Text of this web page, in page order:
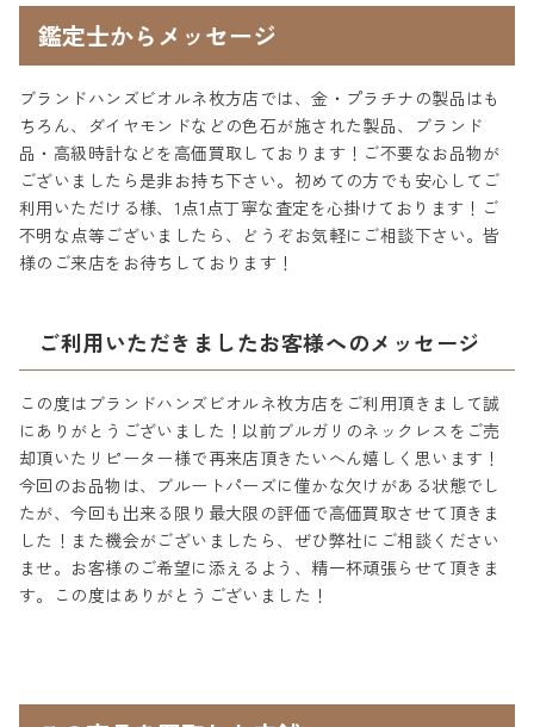
鑑定士からメッセージ
ブランドハンズビオルネ枚方店では、金・プラチナの製品はも
ちろん、ダイヤモンドなどの色石が施された製品、ブランド
品・高級時計などを高価買取しております！ご不要なお品物が
ございましたら是非お持ち下さい。初めての方でも安心してご
利用いただける様、1点1点丁寧な査定を心掛けております！ご
不明な点等ございましたら、どうぞお気軽にご相談下さい。皆
様のご来店をお待ちしております！
ご利用いただきましたお客様へのメッセージ
この度はブランドハンズビオルネ枚方店をご利用頂きまして誠
にありがとうございました！以前ブルガリのネックレスをご売
却頂いたリピーター様で再来店頂きたいへん嬉しく思います！
今回のお品物は、ブルートパーズに僅かな欠けがある状態でし
たが、今回も出来る限り最大限の評価で高価買取させて頂きま
した！また機会がございましたら、ぜひ弊社にご相談ください
ませ。お客様のご希望に添えるよう、精一杯頑張らせて頂きま
す。この度はありがとうございました！